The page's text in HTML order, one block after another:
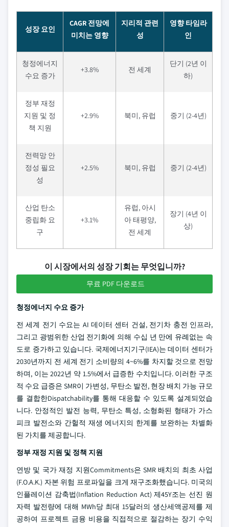
성장 요인
CAGR 전망에
미치는 영향
지리적 관련
성
영향 타임라
인
청정에너지
수요 증가
+3.8% 전 세계
단기 (2년 이
하)
정부 재정
지원 및 정
책 지원
+2.9% 북미, 유럽 중기 (2-4년)
전력망 안
정성 필요
성
+2.5% 북미, 유럽 중기 (2-4년)
산업 탄소
중립화 요
구
+3.1%
유럽, 아시
아 태평양,
전 세계
장기 (4년 이
상)
이 시장에서의 성장 기회는 무엇입니까?
무료 PDF 다운로드
청정에너지 수요 증가
전 세계 전기 수요는 AI 데이터 센터 건설, 전기차 충전 인프라,
그리고 광범위한 산업 전기화에 의해 수십 년 만에 유례없는 속
도로 증가하고 있습니다. 국제에너지기구(IEA)는 데이터 센터가
2030년까지 전 세계 전기 소비량의 4~6%를 차지할 것으로 전망
하며, 이는 2022년 약 1.5%에서 급증한 수치입니다. 이러한 구조
적 수요 급증은 SMR이 가변성, 무탄소 발전, 현장 배치 가능 규모
를 결합한Dispatchability를 통해 대응할 수 있도록 설계되었습
니다. 안정적인 발전 능력, 무탄소 특성, 소형화된 형태가 가스
피크 발전소와 간헐적 재생 에너지의 한계를 보완하는 차별화
된 가치를 제공합니다.
정부 재정 지원 및 정책 지원
연방 및 국가 재정 지원Commitments은 SMR 배치의 최초 사업
(F.O.A.K.) 자본 위험 프로파일을 크게 재구조화했습니다. 미국의
인플레이션 감축법(Inflation Reduction Act) 제45Y조는 선진 원
자력 발전량에 대해 MWh당 최대 15달러의 생산세액공제를 제
공하여 프로젝트 금융 비용을 직접적으로 절감하는 장기 수익